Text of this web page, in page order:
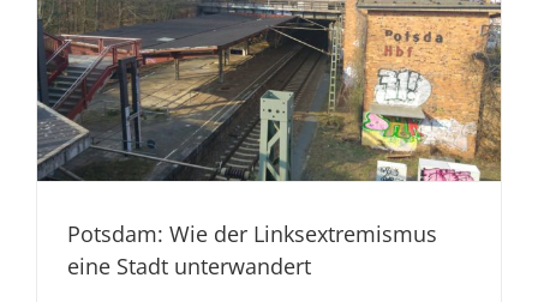
Potsdam: Wie der Linksextremismus
eine Stadt unterwandert